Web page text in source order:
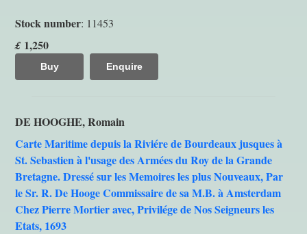
Stock number: 11453
£ 1,250
Buy Enquire
DE HOOGHE, Romain
Carte Maritime depuis la Riviére de Bourdeaux jusques à
St. Sebastien à l'usage des Armées du Roy de la Grande
Bretagne. Dressé sur les Memoires les plus Nouveaux, Par
le Sr. R. De Hooge Commissaire de sa M.B. à Amsterdam
Chez Pierre Mortier avec, Privilége de Nos Seigneurs les
Etats, 1693